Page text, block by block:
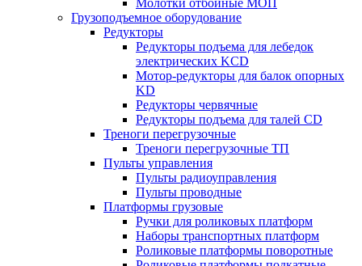
Молотки отбойные МОП
Грузоподъемное оборудование
Редукторы
Редукторы подъема для лебедок
электрических KCD
Мотор-редукторы для балок опорных
KD
Редукторы червячные
Редукторы подъема для талей CD
Треноги перегрузочные
Треноги перегрузочные ТП
Пульты управления
Пульты радиоуправления
Пульты проводные
Платформы грузовые
Ручки для роликовых платформ
Наборы транспортных платформ
Роликовые платформы поворотные